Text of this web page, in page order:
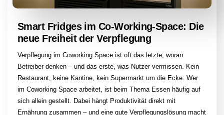
Smart Fridges im Co-Working-Space: Die
neue Freiheit der Verpflegung
Verpflegung im Coworking Space ist oft das letzte, woran
Betreiber denken – und das erste, was Nutzer vermissen. Kein
Restaurant, keine Kantine, kein Supermarkt um die Ecke: Wer
im Coworking Space arbeitet, ist beim Thema Essen häufig auf
sich allein gestellt. Dabei hängt Produktivität direkt mit
Ernährung zusammen – und eine gute Verpflegungslösung macht